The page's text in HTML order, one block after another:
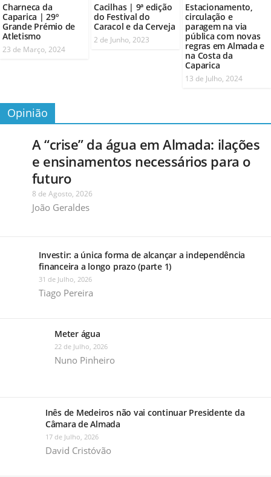
Charneca da
Caparica | 29º
Grande Prémio de
Atletismo
23 de Março, 2024
Cacilhas | 9ª edição
do Festival do
Caracol e da Cerveja
2 de Junho, 2023
Estacionamento,
circulação e
paragem na via
pública com novas
regras em Almada e
na Costa da
Caparica
13 de Julho, 2024
Opinião
A “crise” da água em Almada: ilações
e ensinamentos necessários para o
futuro
8 de Agosto, 2026
João Geraldes
Investir: a única forma de alcançar a independência
financeira a longo prazo (parte 1)
31 de Julho, 2026
Tiago Pereira
Meter água
22 de Julho, 2026
Nuno Pinheiro
Inês de Medeiros não vai continuar Presidente da
Câmara de Almada
17 de Julho, 2026
David Cristóvão